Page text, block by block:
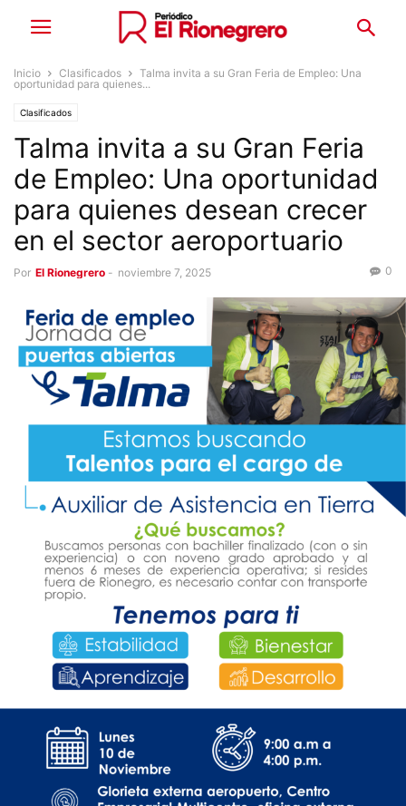
Inicio Clasificados
Talma invita a su Gran Feria de Empleo: Una
oportunidad para quienes...
Clasificados
Talma invita a su Gran Feria
de Empleo: Una oportunidad
para quienes desean crecer
en el sector aeroportuario
Por El Rionegrero - noviembre 7, 2025 0